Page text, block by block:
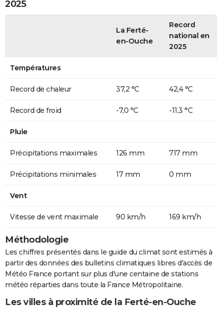
2025
La Ferté-
en-Ouche
Record
national en
2025
Températures
Record de chaleur 37,2 °C 42,4 °C
Record de froid -7,0 °C -11,3 °C
Pluie
Précipitations maximales 126 mm 717 mm
Précipitations minimales 17 mm 0 mm
Vent
Vitesse de vent maximale 90 km/h 169 km/h
Méthodologie
Les chiffres présentés dans le guide du climat sont estimés à
partir des données des bulletins climatiques libres d'accès de
Météo France portant sur plus d'une centaine de stations
météo réparties dans toute la France Métropolitaine.
Les villes à proximité de la Ferté-en-Ouche